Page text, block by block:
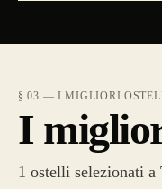
§ 03 — I MIGLIORI
I
1 ostelli selezionati